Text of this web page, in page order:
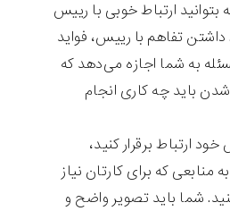
ارتباط خوبی با رییس
تفاهم با رییس، فواید
به شما اجازه می‌دهد که
باید چه کاری انجام
خود ارتباط برقرار کنید،
منابعی که برای کارتان نیاز
شما باید تصویر واضح و